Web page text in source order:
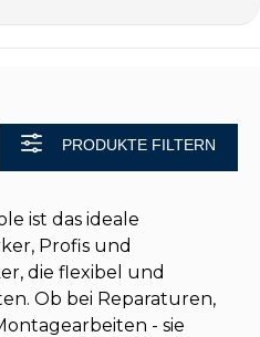
PRODUKTE FILTERN
ist das ideale
Profis und
die flexibel und
Ob bei Reparaturen,
- sie